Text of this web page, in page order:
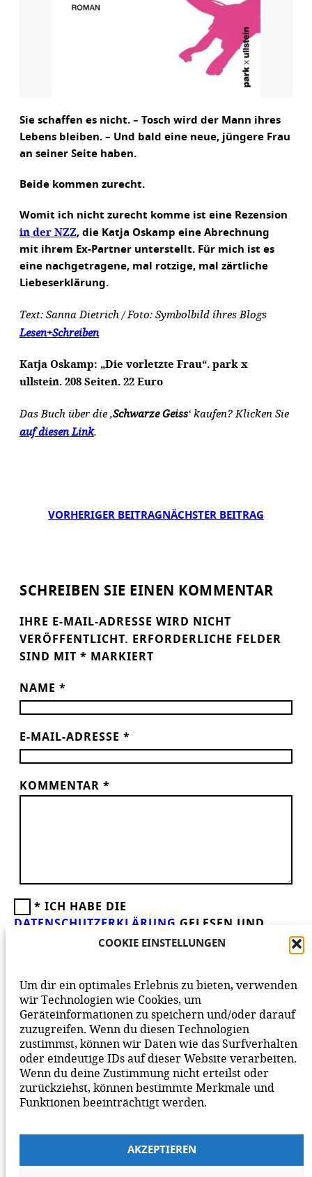
COOKIE EINSTELLUNGEN
Um dir ein optimales Erlebnis zu bieten, verwenden
wir Technologien wie Cookies, um
Geräteinformationen zu speichern und/oder darauf
zuzugreifen. Wenn du diesen Technologien
zustimmst, können wir Daten wie das Surfverhalten
oder eindeutige IDs auf dieser Website verarbeiten.
Wenn du deine Zustimmung nicht erteilst oder
zurückziehst, können bestimmte Merkmale und
Funktionen beeinträchtigt werden.
AKZEPTIEREN
Sie schaffen es nicht. – Tosch wird der Mann ihres
Lebens bleiben. – Und bald eine neue, jüngere Frau
an seiner Seite haben.
Beide kommen zurecht.
Womit ich nicht zurecht komme ist eine Rezension
in der NZZ, die Katja Oskamp eine Abrechnung
mit ihrem Ex-Partner unterstellt. Für mich ist es
eine nachgetragene, mal rotzige, mal zärtliche
Liebeserklärung.
Text: Sanna Dietrich / Foto: Symbolbild íhres Blogs
Lesen+Schreiben
Katja Oskamp: „Die vorletzte Frau“. park x
ullstein. 208 Seiten. 22 Euro
Das Buch über die ‚Schwarze Geiss‘ kaufen? Klicken Sie
auf diesen Link.
VORHERIGER BEITRAG NÄCHSTER BEITRAG
SCHREIBEN SIE EINEN KOMMENTAR
IHRE E-MAIL-ADRESSE WIRD NICHT
VERÖFFENTLICHT.
ERFORDERLICHE FELDER
SIND MIT * MARKIERT
NAME *
E-MAIL-ADRESSE *
KOMMENTAR *
* ICH HABE DIE
DATENSCHUTZERKLÄRUNG GELESEN UND
AKZEPTIERE DIESE.WIR FREUEN UNS ÜBER
MITEINANDER AUF UNSERER SEITE.